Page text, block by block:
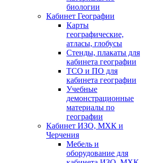
биологии
Кабинет Географии
Карты
географические,
атласы, глобусы
Стенды, плакаты для
кабинета географии
ТСО и ПО для
кабинета географии
Учебные
демонстрационные
материалы по
географии
Кабинет ИЗО, МХК и
Черчения
Мебель и
оборудование для